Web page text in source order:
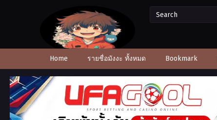
Home รายชื่อมังงะ ทั้งหมด Bookmark